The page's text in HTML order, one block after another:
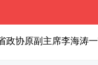
政协原副主席李海涛